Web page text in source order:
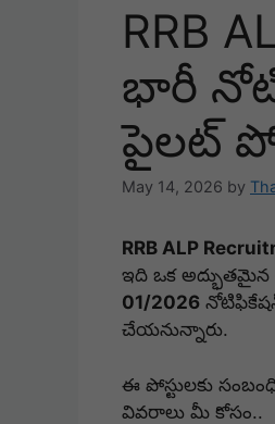
RRB
భారీ
పైలట్
May 14, 2026 by
RRB ALP
ఇది ఒక అద్భుతమైన
01/2026
చేయనున్నారు.
ఈ పోస్టులకు
వివరాలు మీ కోసం..